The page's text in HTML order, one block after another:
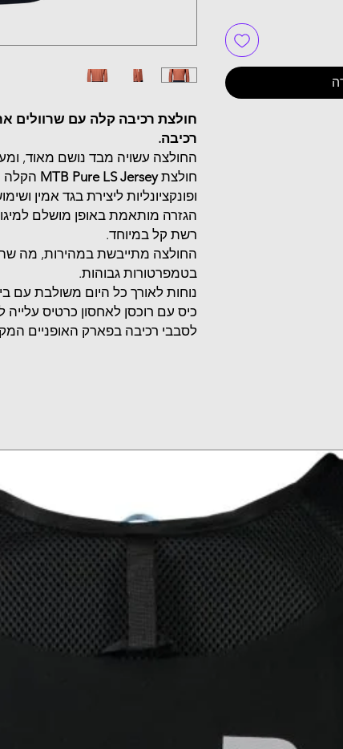
חולצת רכיבה קלה עם שרוולים
רכיבה.
החולצה עשויה מבד נושם מאוד,
חולצתMTB Pure LS Jersey הקלה
ופונקציונליות ליצירת בגד אמין
רשת קל במיוחד.
החולצה מתייבשת במהירות, מה
בטמפרטורות גבוהות.
נוחות לאורך כל היום משולבת עם
כיס עם רוכסן לאחסון כרטיס
לסבבי רכיבה בפארק האופניים